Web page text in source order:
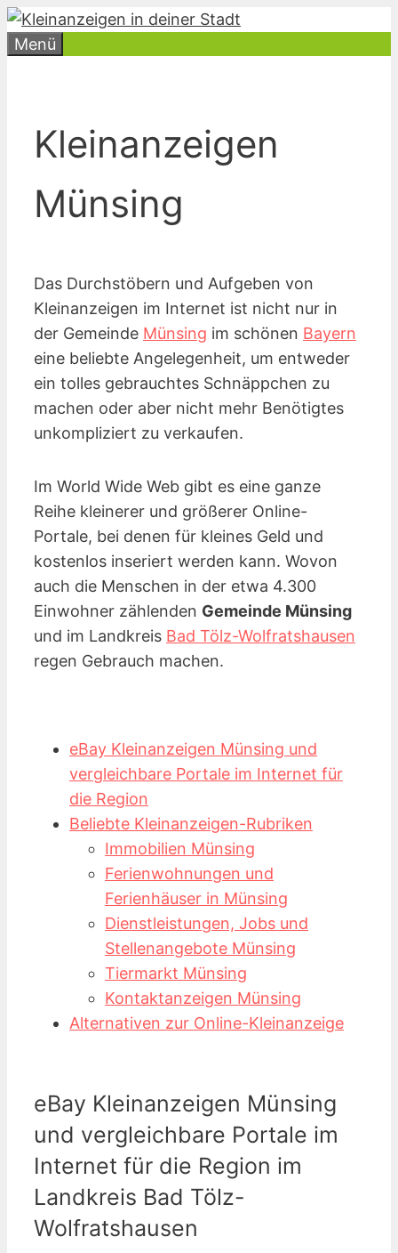
Zum
Inhalt
Menü
Kleinanzeigen
Münsing
Das Durchstöbern und Aufgeben von
Kleinanzeigen im Internet ist nicht nur in
der Gemeinde Münsing im schönen Bayern
eine beliebte Angelegenheit, um entweder
ein tolles gebrauchtes Schnäppchen zu
machen oder aber nicht mehr Benötigtes
unkompliziert zu verkaufen.
Im World Wide Web gibt es eine ganze
Reihe kleinerer und größerer Online-
Portale, bei denen für kleines Geld und
kostenlos inseriert werden kann. Wovon
auch die Menschen in der etwa 4.300
Einwohner zählenden Gemeinde Münsing
und im Landkreis Bad Tölz-Wolfratshausen
regen Gebrauch machen.
eBay Kleinanzeigen Münsing und
vergleichbare Portale im Internet für
die Region
Beliebte Kleinanzeigen-Rubriken
Immobilien Münsing
Ferienwohnungen und
Ferienhäuser in Münsing
Dienstleistungen, Jobs und
Stellenangebote Münsing
Tiermarkt Münsing
Kontaktanzeigen Münsing
Alternativen zur Online-Kleinanzeige
eBay Kleinanzeigen Münsing
und vergleichbare Portale im
Internet für die Region im
Landkreis Bad Tölz-
Wolfratshausen